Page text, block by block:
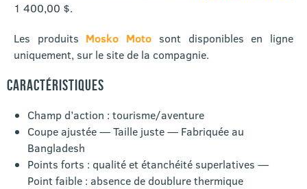
1 400,00 $.
Les produits Mosko Moto sont disponibles en ligne
uniquement, sur le site de la compagnie.
CARACTÉRISTIQUES
Champ d’action : tourisme/aventure
Coupe ajustée — Taille juste — Fabriquée au
Bangladesh
Points forts : qualité et étanchéité superlatives —
Point faible : absence de doublure thermique